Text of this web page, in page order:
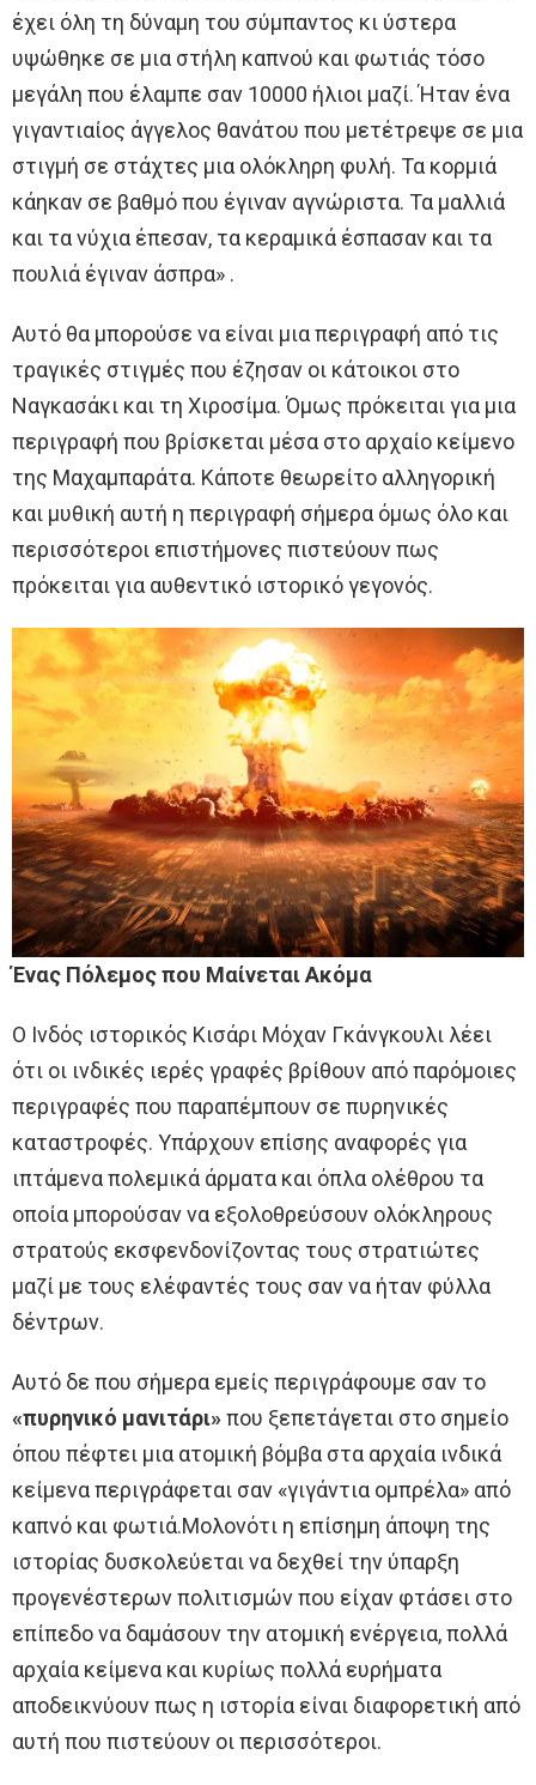
έχει όλη τη δύναμη του σύμπαντος κι ύστερα
υψώθηκε σε μια στήλη καπνού και φωτιάς τόσο
μεγάλη που έλαμπε σαν 10000 ήλιοι μαζί. Ήταν ένα
γιγαντιαίος άγγελος θανάτου που μετέτρεψε σε μια
στιγμή σε στάχτες μια ολόκληρη φυλή. Τα κορμιά
κάηκαν σε βαθμό που έγιναν αγνώριστα. Τα μαλλιά
και τα νύχια έπεσαν, τα κεραμικά έσπασαν και τα
πουλιά έγιναν άσπρα» .
Αυτό θα μπορούσε να είναι μια περιγραφή από τις
τραγικές στιγμές που έζησαν οι κάτοικοι στο
Ναγκασάκι και τη Χιροσίμα. Όμως πρόκειται για μια
περιγραφή που βρίσκεται μέσα στο αρχαίο κείμενο
της Μαχαμπαράτα. Κάποτε θεωρείτο αλληγορική
και μυθική αυτή η περιγραφή σήμερα όμως όλο και
περισσότεροι επιστήμονες πιστεύουν πως
πρόκειται για αυθεντικό ιστορικό γεγονός.
Ένας Πόλεμος που Μαίνεται Ακόμα
Ο Ινδός ιστορικός Κισάρι Μόχαν Γκάνγκουλι λέει
ότι οι ινδικές ιερές γραφές βρίθουν από παρόμοιες
περιγραφές που παραπέμπουν σε πυρηνικές
καταστροφές. Υπάρχουν επίσης αναφορές για
ιπτάμενα πολεμικά άρματα και όπλα ολέθρου τα
οποία μπορούσαν να εξολοθρεύσουν ολόκληρους
στρατούς εκσφενδονίζοντας τους στρατιώτες
μαζί με τους ελέφαντές τους σαν να ήταν φύλλα
δέντρων.
Αυτό δε που σήμερα εμείς περιγράφουμε σαν το
«πυρηνικό μανιτάρι»που ξεπετάγεται στο σημείο
όπου πέφτει μια ατομική βόμβα στα αρχαία ινδικά
κείμενα περιγράφεται σαν «γιγάντια ομπρέλα» από
καπνό και φωτιά.Μολονότι η επίσημη άποψη της
ιστορίας δυσκολεύεται να δεχθεί την ύπαρξη
προγενέστερων πολιτισμών που είχαν φτάσει στο
επίπεδο να δαμάσουν την ατομική ενέργεια, πολλά
αρχαία κείμενα και κυρίως πολλά ευρήματα
αποδεικνύουν πως η ιστορία είναι διαφορετική από
αυτή που πιστεύουν οι περισσότεροι.